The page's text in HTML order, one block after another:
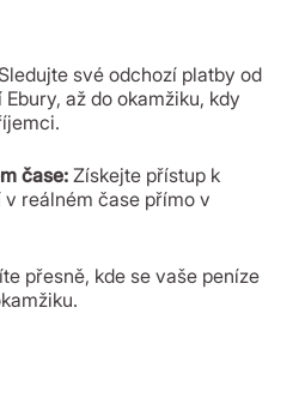
Sledujte své odchozí platby od
až do okamžiku, kdy
čase: Získejte přístup k
reálném čase přímo v
přesně, kde se vaše peníze